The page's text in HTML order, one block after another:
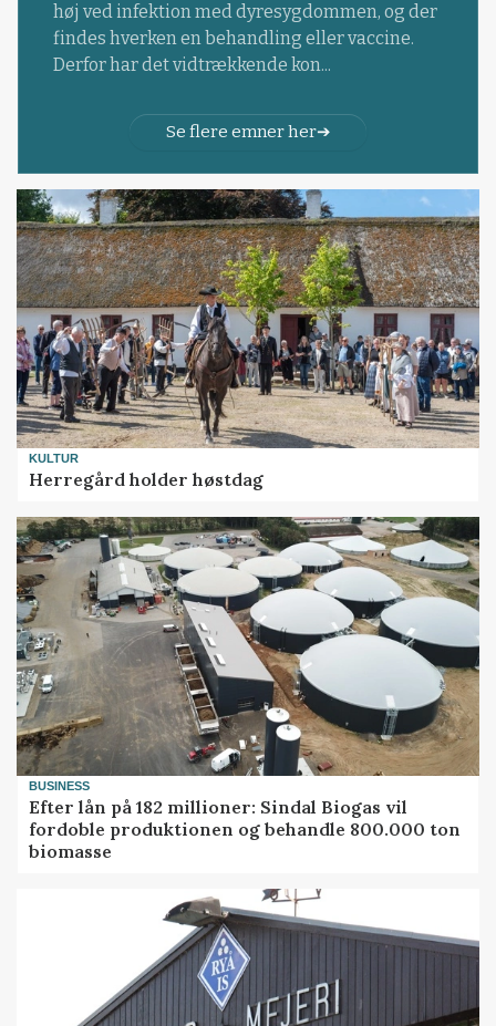
høj ved infektion med dyresygdommen, og der
findes hverken en behandling eller vaccine.
Derfor har det vidtrækkende kon...
Se flere emner her
KULTUR
Herregård holder høstdag
BUSINESS
Efter lån på 182 millioner: Sindal Biogas vil
fordoble produktionen og behandle 800.000 ton
biomasse